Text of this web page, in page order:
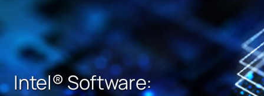
Intel® Software: